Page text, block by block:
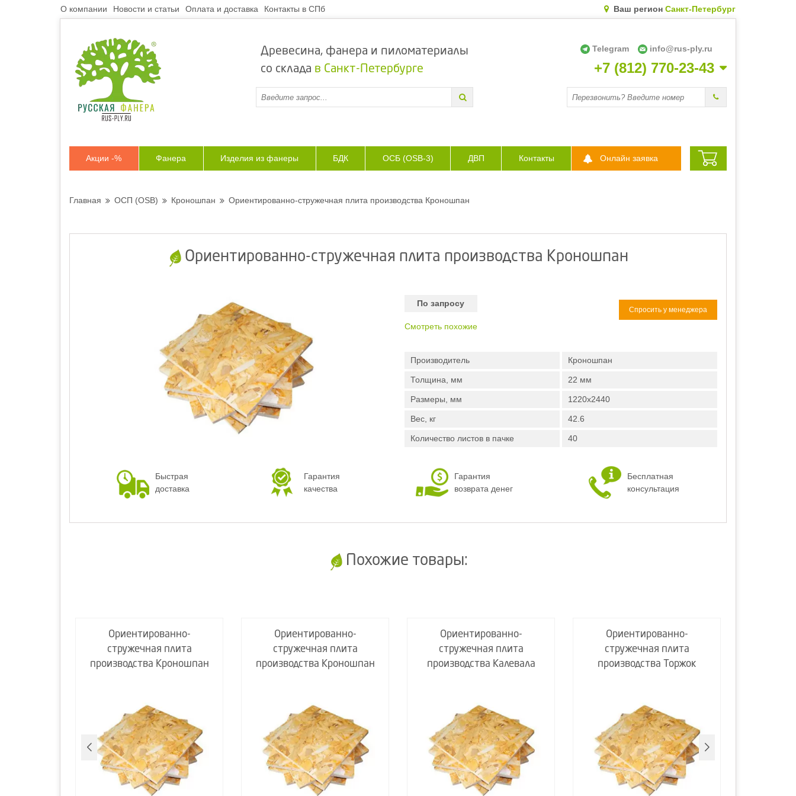
О компании Новости и статьи Оплата и доставка Контакты в СПб Ваш регион Санкт-Петербург
Древесина, фанера и пиломатериалы
со склада в Санкт-Петербурге
Telegram info@rus-ply.ru
+7 (812) 770-23-43
Акции -% Фанера Изделия из фанеры БДК ОСБ (OSB-3) ДВП Контакты Онлайн заявка
Главная ОСП (OSB) Кроношпан Ориентированно-стружечная плита производства Кроношпан
Ориентированно-стружечная плита производства Кроношпан
По запросу
Смотреть похожие
Спросить у менеджера
Производитель Кроношпан
Толщина, мм 22 мм
Размеры, мм 1220х2440
Вес, кг 42.6
Количество листов в пачке 40
Быстрая
доставка
Гарантия
качества
Гарантия
возврата денег
Бесплатная
консультация
Похожие товары:
Ориентированно-
стружечная плита
производства Кроношпан
Ориентированно-
стружечная плита
производства Кроношпан
Ориентированно-
стружечная плита
производства Калевала
Ориентированно-
стружечная плита
производства Торжок